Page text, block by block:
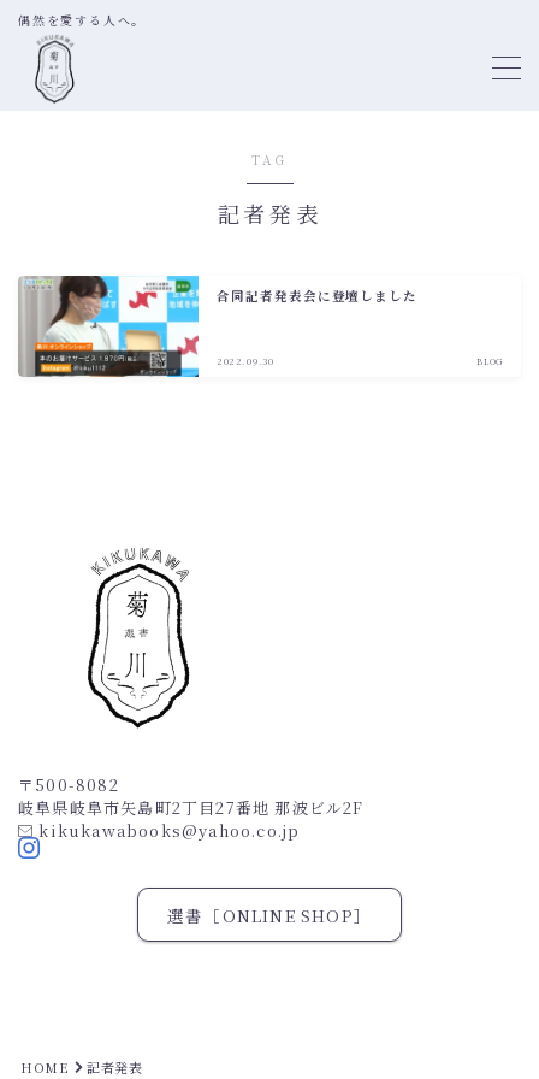
偶然を愛する人へ。
MENU
BOOK SHELF DIRECTION
SELECTION OF BOOKS
LITTLE FREE LIBRARY
MEDIA
NEWS
BLOG
ONLINE SHOP
TAG
記者発表
合同記者発表会に登壇しました
2022.09.30 BLOG
〒500-8082
岐阜県岐阜市矢島町2丁目27番地 那波ビル2F
kikukawabooks@yahoo.co.jp
選書［ONLINE SHOP］
HOME 記者発表